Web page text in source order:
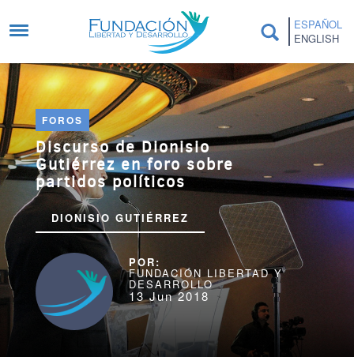
ESPAÑOL
ENGLISH
FOROS
Discurso de Dionisio
Gutiérrez en foro sobre
partidos políticos
DIONISIO GUTIÉRREZ
FUNDACIÓN LIBERTAD Y
DESARROLLO
13 Jun 2018